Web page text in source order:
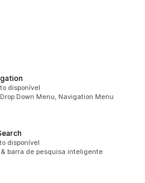
disponível
Down Menu, Navigation Menu
disponível
& barra de pesquisa inteligente